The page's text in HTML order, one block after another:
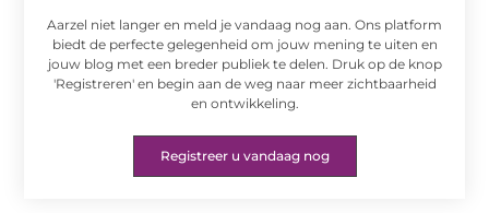
Aarzel niet langer en meld je vandaag nog aan. Ons platform
biedt de perfecte gelegenheid om jouw mening te uiten en
jouw blog met een breder publiek te delen. Druk op de knop
'Registreren' en begin aan de weg naar meer zichtbaarheid
en ontwikkeling.
Registreer u vandaag nog